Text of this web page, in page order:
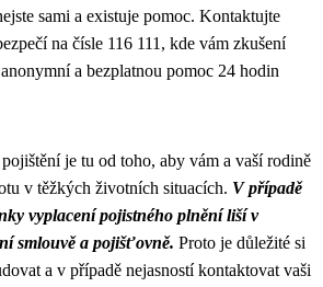
sami a existuje pomoc. Kontaktujte
na čísle 116 111, kde vám zkušení
a bezplatnou pomoc 24 hodin
je tu od toho, aby vám a vaší rodině
v těžkých životních situacích. V případě
vyplacení pojistného plnění liší v
smlouvě a pojišťovně. Proto je důležité si
a v případě nejasností kontaktovat vaši